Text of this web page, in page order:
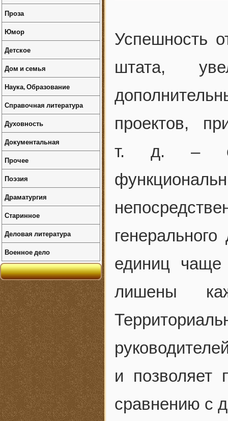
Успешность
штата,
проектов,
т. д. –
единиц чаще
лишены
и позволяет
сравнению с
Проза
Юмор
Детское
Дом и семья
Наука, Образование
Справочная литература
Духовность
Документальная
Прочее
Поэзия
Драматургия
Старинное
Деловая литература
Военное дело